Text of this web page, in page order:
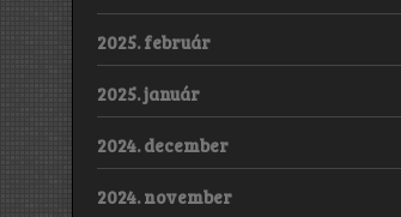
2025. február
2025. január
2024. december
2024. november